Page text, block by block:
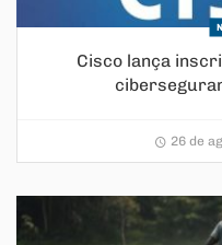
Cisco lança
26 de